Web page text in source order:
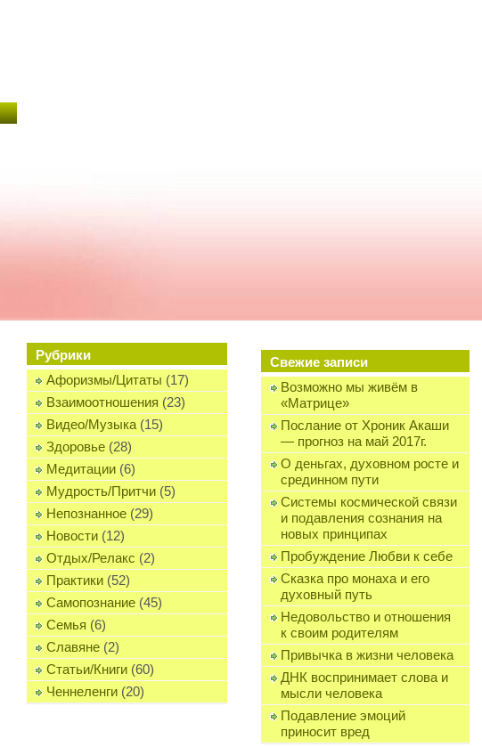
Рубрики
Афоризмы/Цитаты (17)
Взаимоотношения (23)
Видео/Музыка(15)
Здоровье(28)
Медитации(6)
Мудрость/Притчи(5)
Непознанное(29)
Новости(12)
Отдых/Релакс (2)
Практики(52)
Самопознание(45)
Семья (6)
Славяне(2)
Статьи/Книги(60)
Ченнеленги(20)
Свежие записи
Возможно мы живём в
«Матрице»
Послание от Хроник Акаши
— прогноз на май 2017г.
О деньгах, духовном росте и
срединном пути
Системы космической связи
и подавления сознания на
новых принципах
Пробуждение Любви к себе
Сказка про монаха и его
духовный путь
Недовольство и отношения
к своим родителям
Привычка в жизни человека
ДНК воспринимает слова и
мысли человека
Подавление эмоций
приносит вред